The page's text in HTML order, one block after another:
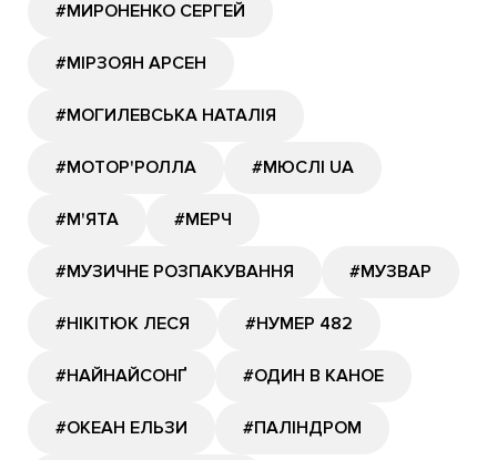
#МИРОНЕНКО СЕРГЕЙ
#МІРЗОЯН АРСЕН
#МОГИЛЕВСЬКА НАТАЛІЯ
#МОТОР'РОЛЛА #МЮСЛІ UA
#М'ЯТА #МЕРЧ
#МУЗИЧНЕ РОЗПАКУВАННЯ #МУЗВАР
#НІКІТЮК ЛЕСЯ #НУМЕР 482
#НАЙНАЙСОНҐ #ОДИН В КАНОЕ
#ОКЕАН ЕЛЬЗИ #ПАЛІНДРОМ